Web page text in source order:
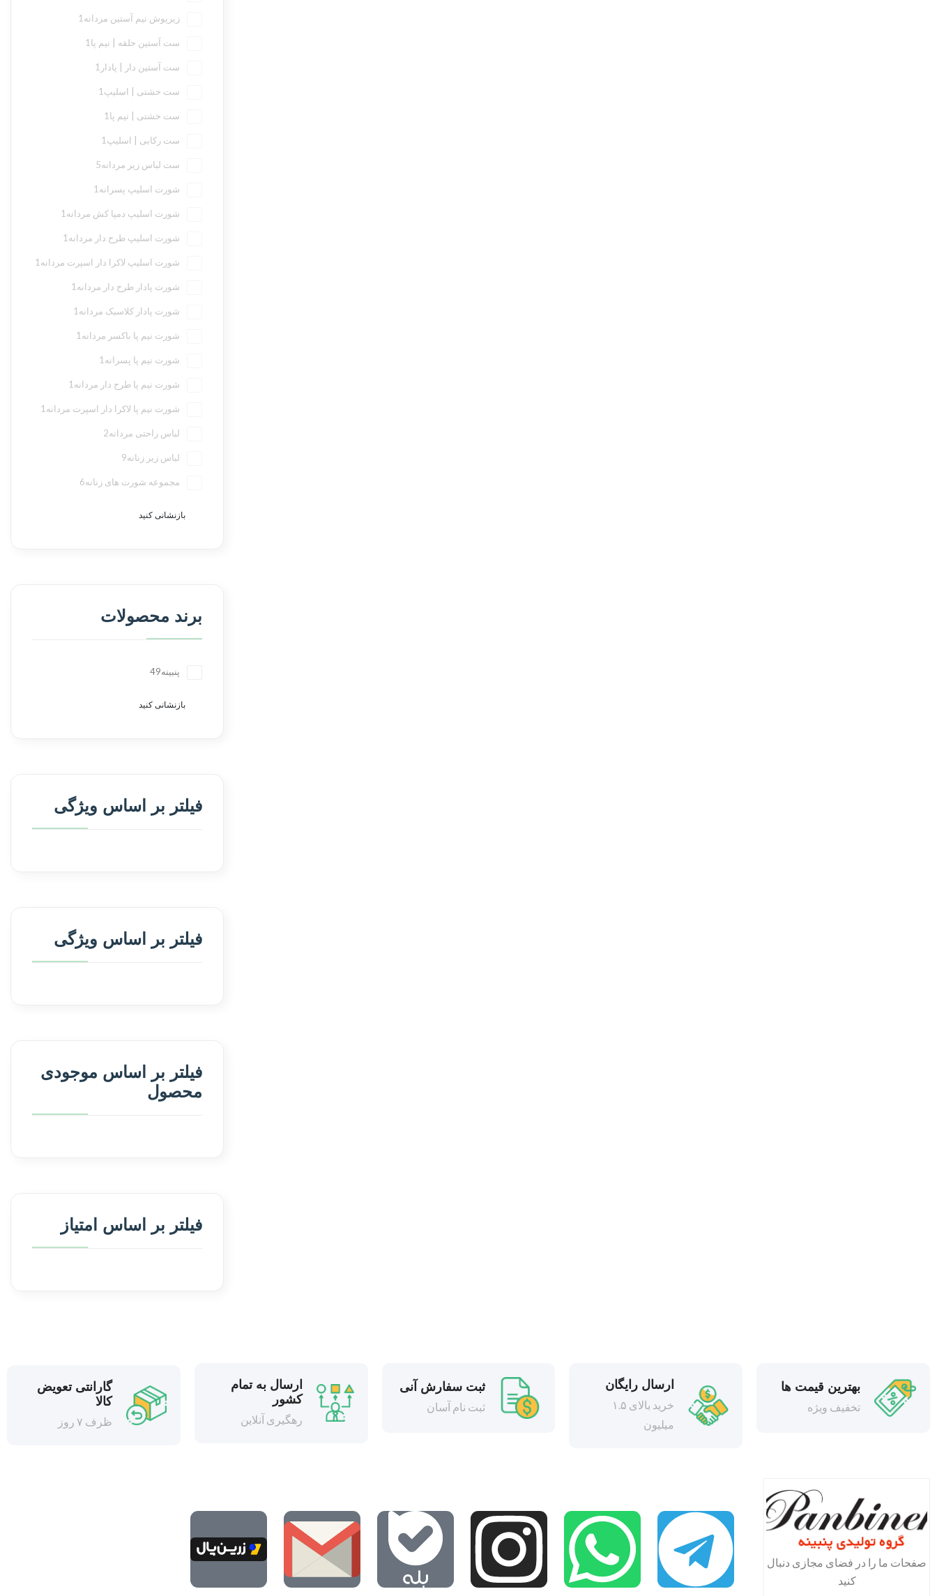
زیرپوش نیم آستین مردانه 1
ست آستین حلقه | نیم پا 1
ست آستین دار | پادار 1
ست خشتی | اسلیپ 1
ست خشتی | نیم پا 1
ست رکابی | اسلیپ 1
ست لباس زیر مردانه5
شورت اسلیپ پسرانه 1
شورت اسلیپ دمپا کش مردانه 1
شورت اسلیپ طرح دار مردانه 1
شورت اسلیپ لاکرا دار اسپرت مردانه 1
شورت پادار طرح دار مردانه 1
شورت پادار کلاسیک مردانه 1
شورت نیم پا باکسر مردانه 1
شورت نیم پا پسرانه 1
شورت نیم پا طرح دار مردانه 1
شورت نیم پا لاکرا دار اسپرت مردانه 1
لباس راحتی مردانه2
لباس زیر زنانه9
مجموعه شورت های زنانه6
بازنشانی کنید
برند محصولات
پنبینه49
بازنشانی کنید
فیلتر بر اساس ویژگی
فیلتر بر اساس ویژگی
فیلتر بر اساس موجودی
محصول
فیلتر بر اساس امتیاز
بهترین قیمت ها
تخفیف ویژه
ارسال رایگان
خرید بالای ۱.۵
میلیون
ثبت سفارش آنی
ثبت نام آسان
ارسال به تمام
کشور
رهگیری آنلاین
گارانتی تعویض
کالا
ظرف ۷ روز
صفحات ما را در فضای مجازی دنبال
کنید